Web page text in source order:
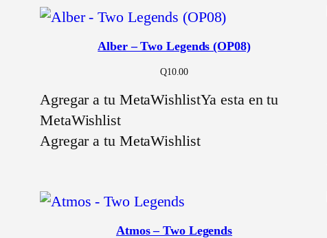
Alber – Two Legends (OP08)
Q10.00
Agregar a tu MetaWishlistYa esta en tu
MetaWishlist
Agregar a tu MetaWishlist
Atmos – Two Legends